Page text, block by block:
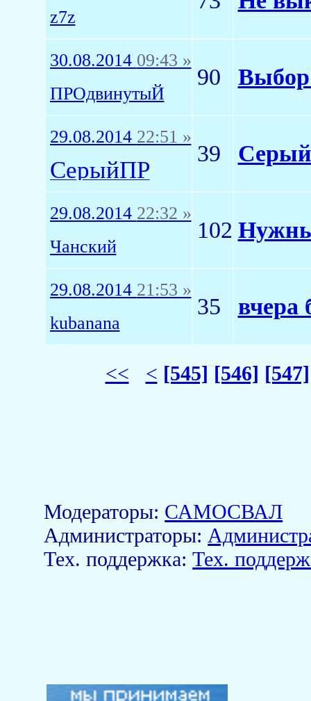
z7z
30.08.2014 09:43 »
ПРОдвинутыЙ
90 Выбор
29.08.2014 22:51 »
СерыйПР
39
29.08.2014 22:32 »
Чанский
102
29.08.2014 21:53 »
kubanana
35 вчера
<< < [545] [546] [547]
Модераторы: САМОСВАЛ
Aдминистраторы:
Тех. поддержка:Тех.